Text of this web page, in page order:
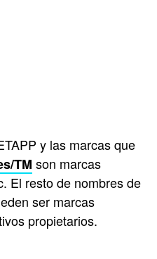
y las marcas que
TM son marcas
El resto de nombres de
ser marcas
propietarios.